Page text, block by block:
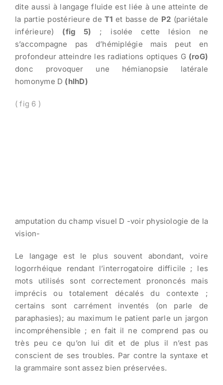
dite aussi à langage fluide est liée à une atteinte de
la partie postérieure deT1 et basse de P2 (pariétale
inférieure) (fig 5) ; isolée cette lésion ne
s’accompagne pas d’hémiplégie mais peut en
profondeur atteindre les radiations optiques G (roG)
donc provoquer une hémianopsie latérale
homonyme D (hlhD)
( fig 6 )
amputation du champ visuel D -voir physiologie de la
vision-
Le langage est le plus souvent abondant, voire
logorrhéique rendant l’interrogatoire difficile ; les
mots utilisés sont correctement prononcés mais
imprécis ou totalement décalés du contexte ;
certains sont carrément inventés (on parle de
paraphasies); au maximum le patient parle un jargon
incompréhensible ; en fait il ne comprend pas ou
très peu ce qu’on lui dit et de plus il n’est pas
conscient de ses troubles. Par contre la syntaxe et
la grammaire sont assez bien préservées.